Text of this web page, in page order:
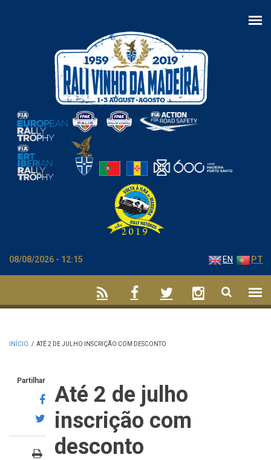
08/08/2026 - 12:15 EN PT
INÍCIO / ATÉ 2 DE JULHO INSCRIÇÃO COM DESCONTO
Partilhar
Até 2 de julho
inscrição com
desconto